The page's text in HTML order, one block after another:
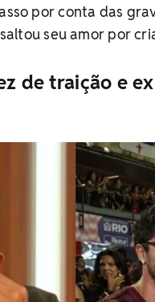
por conta das
seu amor por
de traição e